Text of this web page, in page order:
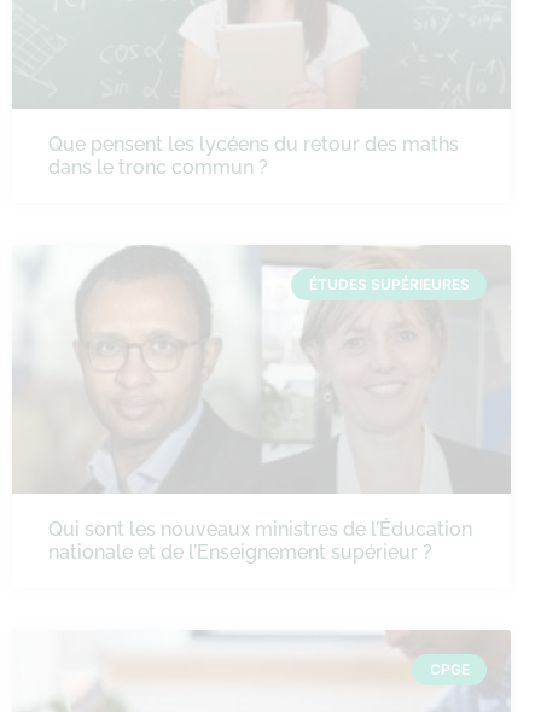
Que pensent les lycéens du retour des maths
dans le tronc commun ?
ÉTUDES SUPÉRIEURES
Qui sont les nouveaux ministres de l’Éducation
nationale et de l’Enseignement supérieur ?
CPGE